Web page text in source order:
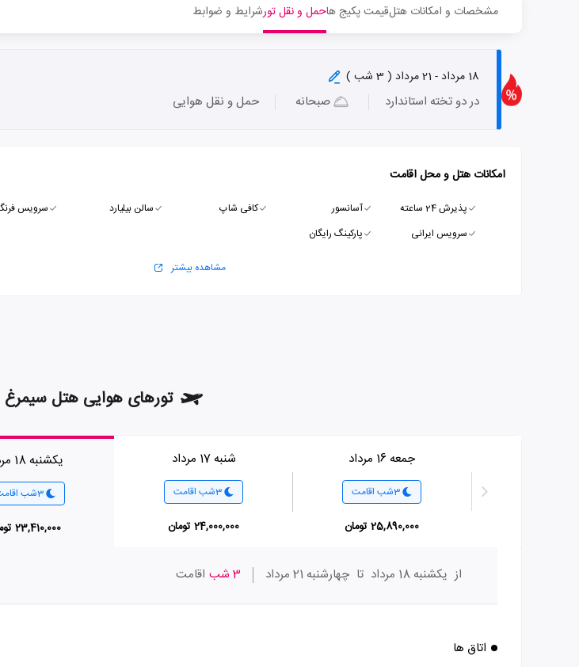
مشخصات و امکانات هتلقیمت پکیج هاحمل و نقل تورشرایط و ضوابط
18 مرداد - 21 مرداد ( 3 شب )
در دو تخته استاندارد صبحانه حمل و نقل هوایی
امکانات هتل و محل اقامت
پذیرش 24 ساعته آسانسور کافی شاپ سالن بیلیارد
سرویس
سرویس ایرانی
پارکینگ رایگان
مشاهده بیشتر
تورهای هوایی هتل سیمرغ
جمعه 16 مرداد
3شب اقامت
25,890,000 تومان
شنبه 17 مرداد
3شب اقامت
24,000,000 تومان
یکشنبه 18 مرداد
3شب اقامت
23,410,000 تومان
از یکشنبه 18 مرداد تا چهارشنبه 21 مرداد 3 شب اقامت
اتاق ها